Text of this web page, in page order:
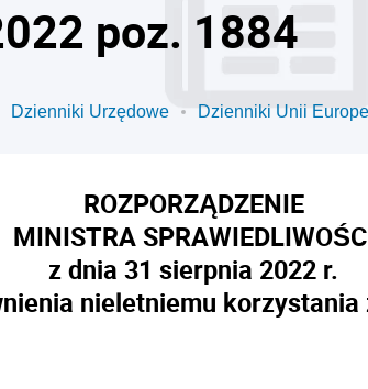
poz. 1884
Dzienniki Urzędowe Dzienniki Unii
ROZPORZĄDZENIE
MINISTRA
z dnia 31 sierpnia 2022 r.
nieletniemu